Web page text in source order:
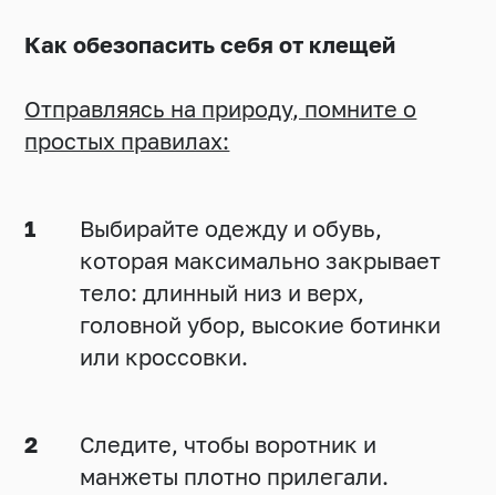
Как обезопасить себя от клещей
Отправляясь на природу, помните о
простых правилах:
Выбирайте одежду и обувь,
которая максимально закрывает
тело: длинный низ и верх,
головной убор, высокие ботинки
или кроссовки.
Следите, чтобы воротник и
манжеты плотно прилегали.